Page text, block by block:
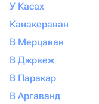
У Касах
Канакераван
В Мерцаван
В Джрвеж
В Паракар
В Аргаванд